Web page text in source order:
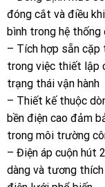
đóng cắt và điều
bình trong hệ thống
– Tích hợp sẵn cặp
trong việc thiết lập
trạng thái vận hành
– Thiết kế thuộc
bền điện cao đảm
trong môi trường
– Điện áp cuộn hút
dàng và tương